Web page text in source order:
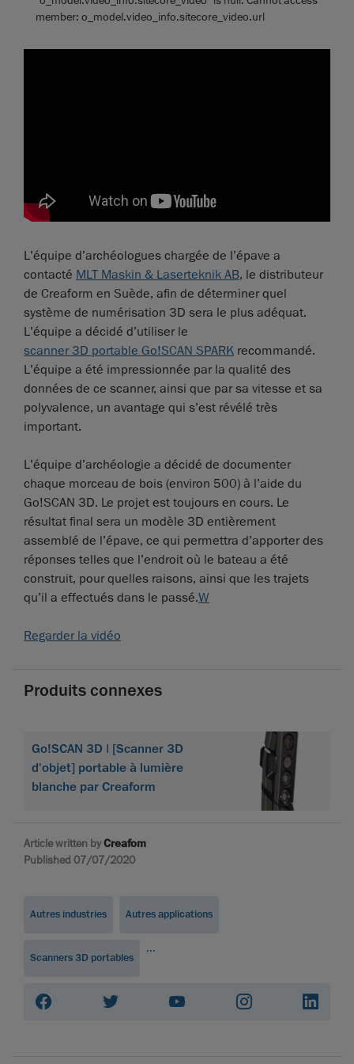
member: o_model.video_info.sitecore_video.url
L’équipe d’archéologues chargée de l’épave a
contacté MLT Maskin & Laserteknik AB, le distributeur
de Creaform en Suède, afin de déterminer quel
système de numérisation 3D sera le plus adéquat.
L’équipe a décidé d’utiliser le
scanner 3D portable Go!SCAN SPARK recommandé.
L’équipe a été impressionnée par la qualité des
données de ce scanner, ainsi que par sa vitesse et sa
polyvalence, un avantage qui s’est révélé très
important.
L’équipe d’archéologie a décidé de documenter
chaque morceau de bois (environ 500) à l’aide du
Go!SCAN 3D. Le projet est toujours en cours. Le
résultat final sera un modèle 3D entièrement
assemblé de l’épave, ce qui permettra d’apporter des
réponses telles que l’endroit où le bateau a été
construit, pour quelles raisons, ainsi que les trajets
qu’il a effectués dans le passé.W
Regarder la vidéo
Produits connexes
Go!SCAN 3D | [Scanner 3D
d'objet] portable à lumière
blanche par Creaform
Article written byCreafom
Published 07/07/2020
Autres industries Autres applications
Scanners 3D portables
...